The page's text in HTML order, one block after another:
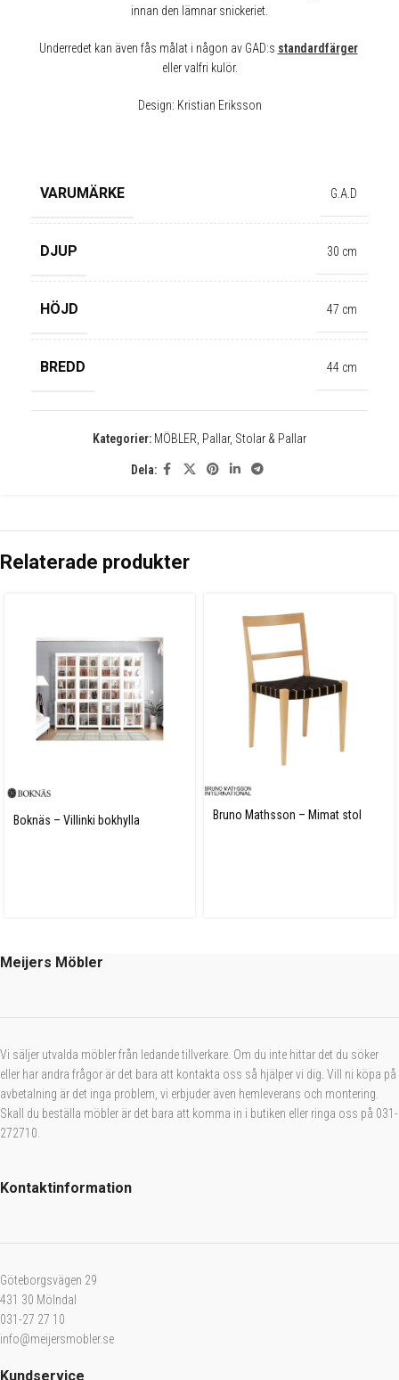
innan den lämnar snickeriet.
Underredet kan även fås målat i någon av GAD:s standardfärger
eller valfri kulör.
Design: Kristian Eriksson
VARUMÄRKE G.A.D
DJUP 30 cm
HÖJD 47 cm
BREDD 44 cm
Kategorier: MÖBLER Pallar, Stolar & Pallar
Dela:
Relaterade produkter
Boknäs – Villinki bokhylla Bruno Mathsson – Mimat stol
Meijers Möbler
Vi säljer utvalda möbler från ledande tillverkare. Om du inte hittar det du söker
eller har andra frågor är det bara att kontakta oss så hjälper vi dig. Vill ni köpa på
avbetalning är det inga problem, vi erbjuder även hemleverans och montering.
Skall du beställa möbler är det bara att komma in i butiken eller ringa oss på 031-
272710.
Kontaktinformation
Göteborgsvägen 29
431 30 Mölndal
031-27 27 10
info@meijersmobler.se
Kundservice